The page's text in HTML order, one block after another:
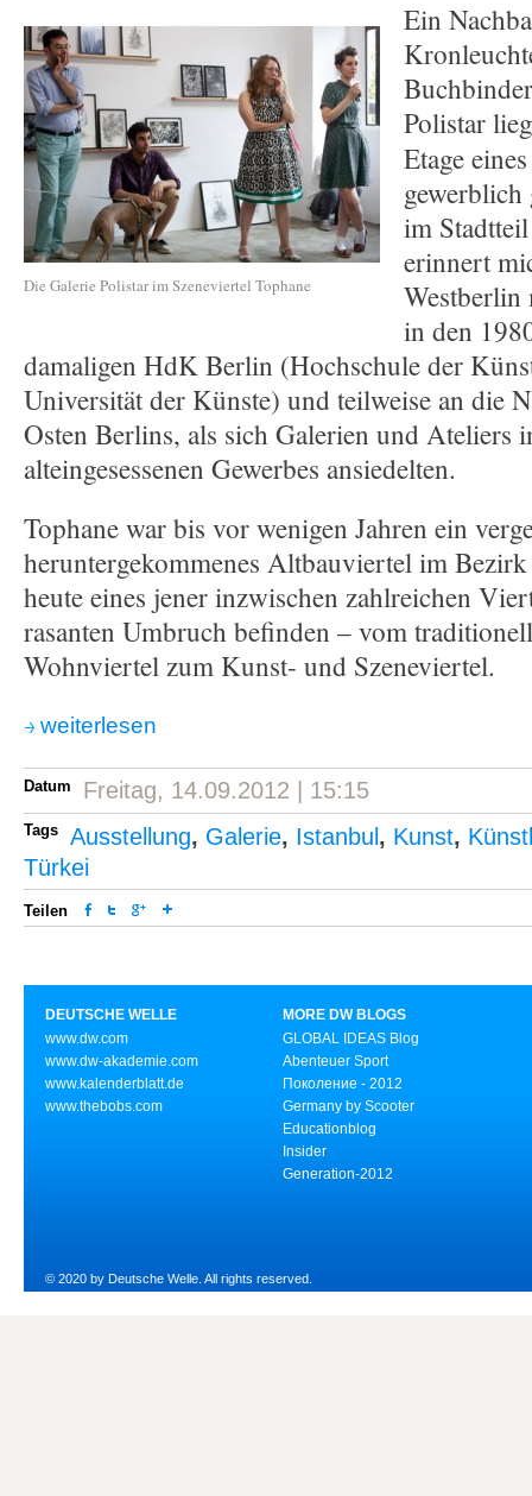
Die Galerie Polistar im Szeneviertel Tophane
Ein
Polistar
Etage
gewerblich
im
erinnert
Westberlin
in den
damaligen HdK Berlin (Hochschule der
Universität der Künste) und teilweise an die
Osten Berlins, als sich Galerien und Ateliers
alteingesessenen Gewerbes ansiedelten.
Tophane war bis vor wenigen Jahren ein
heruntergekommenes Altbauviertel im
heute eines jener inzwischen zahlreichen
rasanten Umbruch befinden – vom
Wohnviertel zum Kunst- und Szeneviertel.
weiterlesen
Datum Freitag, 14.09.2012 | 15:15
Tags Ausstellung, Galerie, Istanbul , Kunst,
Türkei
Teilen
DEUTSCHE WELLE
www.dw.com
www.dw-akademie.com
www.kalenderblatt.de
www.thebobs.com
MORE DW BLOGS
GLOBAL IDEAS Blog
Abenteuer Sport
Поколение - 2012
Germany by Scooter
Educationblog
Insider
Generation-2012
© 2020 by Deutsche Welle. All rights reserved.